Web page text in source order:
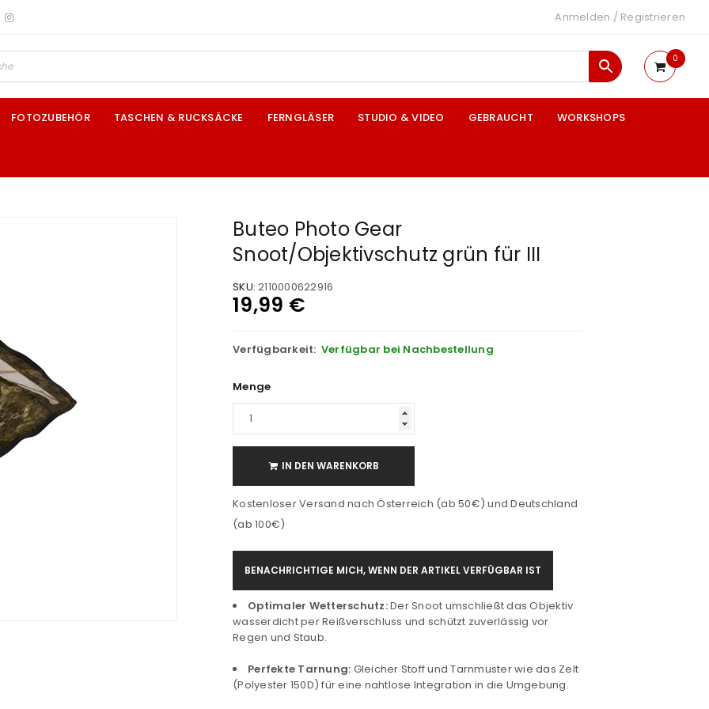
Anmelden / Registrieren
0
FOTOZUBEHÖR TASCHEN & RUCKSÄCKE FERNGLÄSER STUDIO & VIDEO GEBRAUCHT WORKSHOPS
Buteo Photo Gear
Snoot/Objektivschutz grün für III
SKU: 2110000622916
19,99 €
Verfügbarkeit: Verfügbar bei Nachbestellung
Menge
IN DEN WARENKORB
Kostenloser Versand nach Österreich (ab 50€) und Deutschland
(ab 100€)
BENACHRICHTIGE MICH, WENN DER ARTIKEL VERFÜGBAR IST
Optimaler Wetterschutz:Der Snoot umschließt das Objektiv
wasserdicht per Reißverschluss und schützt zuverlässig vor
Regen und Staub.
Perfekte Tarnung: Gleicher Stoff und Tarnmuster wie das Zelt
(Polyester 150D) für eine nahtlose Integration in die Umgebung.